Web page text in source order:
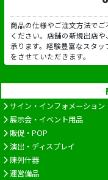
商品の仕様やご注文方法で
ください。店舗の新規出店
承ります。経験豊富なスタ
をさせていただきます。
サイン・インフォメーション
展示会・イベント用品
販促・POP
演出・ディスプレイ
陳列什器
運営備品